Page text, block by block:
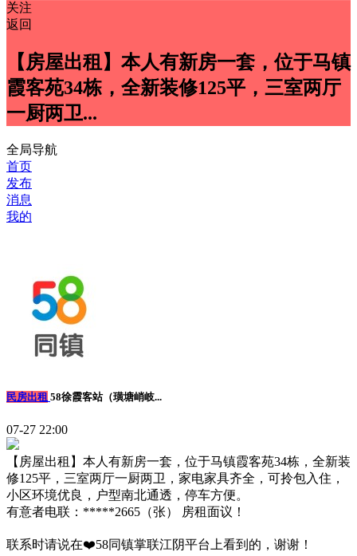
关注
返回
【房屋出租】本人有新房一套，位于马镇
霞客苑34栋，全新装修125平，三室两厅
一厨两卫...
全局导航
首页
发布
消息
我的
民房出租 58徐霞客站（璜塘峭岐...
07-27 22:00
【房屋出租】本人有新房一套，位于马镇霞客苑34栋，全新装
修125平，三室两厅一厨两卫，家电家具齐全，可拎包入住，
小区环境优良，户型南北通透，停车方便。
有意者电联：*****2665（张） 房租面议！
联系时请说在❤️58同镇掌联江阴平台上看到的，谢谢！